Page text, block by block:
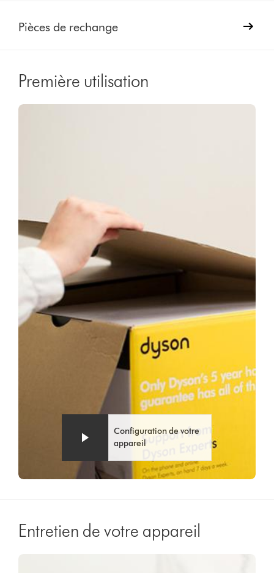
Pièces de rechange
Première utilisation
Video
Transcript
Afficher
la
transcription
de
Configuration de votre
appareil
Entretien de votre appareil